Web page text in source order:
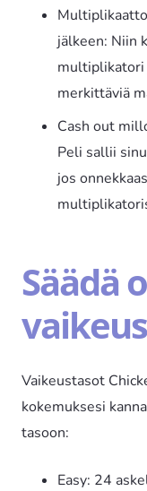
jälkeen: Niin
multiplikatori
merkittäviä
Cash out
Peli sallii
jos
Säädä
Vaikeustasot
kokemuksesi
tasoon:
Easy: 24